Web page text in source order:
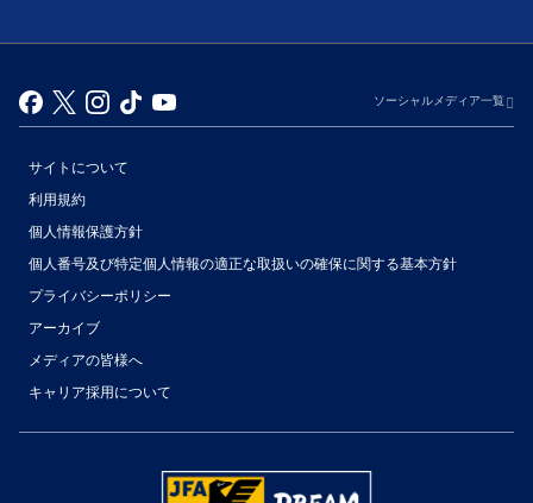
ソーシャルメディア一覧
サイトについて
利用規約
個人情報保護方針
個人番号及び特定個人情報の適正な取扱いの確保に関する基本方針
プライバシーポリシー
アーカイブ
メディアの皆様へ
キャリア採用について